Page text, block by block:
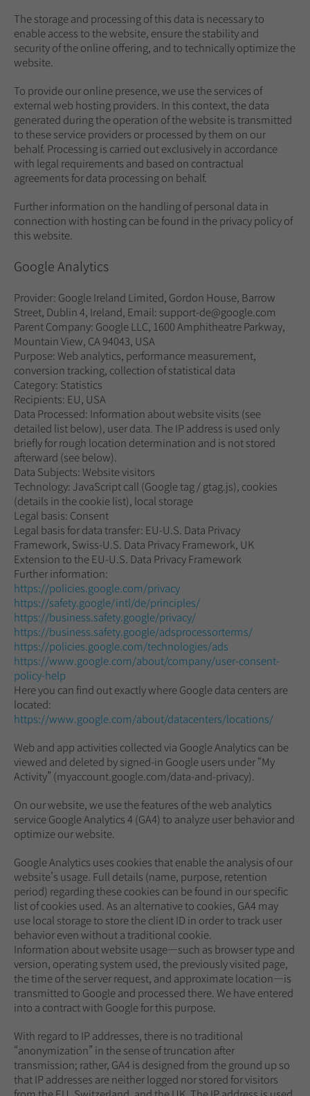
The storage and processing of this data is necessary to
enable access to the website, ensure the stability and
security of the online offering, and to technically optimize the
website.
To provide our online presence, we use the services of
external web hosting providers. In this context, the data
generated during the operation of the website is transmitted
to these service providers or processed by them on our
behalf. Processing is carried out exclusively in accordance
with legal requirements and based on contractual
agreements for data processing on behalf.
Further information on the handling of personal data in
connection with hosting can be found in the privacy policy of
this website.
Google Analytics
Provider: Google Ireland Limited, Gordon House, Barrow
Street, Dublin 4, Ireland, Email: support-de@google.com
Parent Company: Google LLC, 1600 Amphitheatre Parkway,
Mountain View, CA 94043, USA
Purpose: Web analytics, performance measurement,
conversion tracking, collection of statistical data
Category: Statistics
Recipients: EU, USA
Data Processed: Information about website visits (see
detailed list below), user data. The IP address is used only
briefly for rough location determination and is not stored
afterward (see below).
Data Subjects: Website visitors
Technology: JavaScript call (Google tag / gtag.js), cookies
(details in the cookie list), local storage
Legal basis: Consent
Legal basis for data transfer: EU-U.S. Data Privacy
Framework, Swiss-U.S. Data Privacy Framework, UK
Extension to the EU-U.S. Data Privacy Framework
Further information:
https://policies.google.com/privacy
https://safety.google/intl/de/principles/
https://business.safety.google/privacy/
https://business.safety.google/adsprocessorterms/
https://policies.google.com/technologies/ads
https://www.google.com/about/company/user-consent-
policy-help
Here you can find out exactly where Google data centers are
located:
https://www.google.com/about/datacenters/locations/
Web and app activities collected via Google Analytics can be
viewed and deleted by signed-in Google users under “My
Activity” (myaccount.google.com/data-and-privacy).
On our website, we use the features of the web analytics
service Google Analytics 4 (GA4) to analyze user behavior and
optimize our website.
Google Analytics uses cookies that enable the analysis of our
website’s usage. Full details (name, purpose, retention
period) regarding these cookies can be found in our specific
list of cookies used. As an alternative to cookies, GA4 may
use local storage to store the client ID in order to track user
behavior even without a traditional cookie.
Information about website usage—such as browser type and
version, operating system used, the previously visited page,
the time of the server request, and approximate location—is
transmitted to Google and processed there. We have entered
into a contract with Google for this purpose.
With regard to IP addresses, there is no traditional
“anonymization” in the sense of truncation after
transmission; rather, GA4 is designed from the ground up so
that IP addresses are neither logged nor stored for visitors